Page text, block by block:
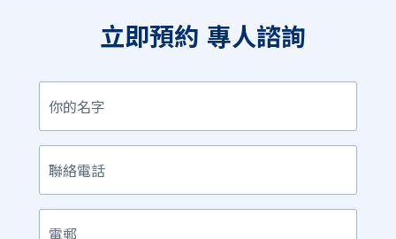
你
的
名
字
聯
絡
電
話
電
郵
立即預約 專人諮詢